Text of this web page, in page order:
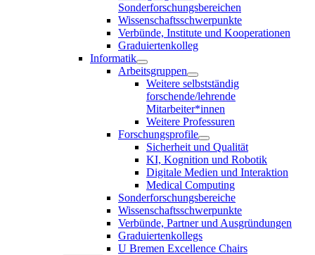
Sonderforschungsbereichen
Wissenschaftsschwerpunkte
Verbünde, Institute und Kooperationen
Graduiertenkolleg
Informatik
Arbeitsgruppen
Weitere selbstständig
forschende/lehrende
Mitarbeiter*innen
Weitere Professuren
Forschungsprofile
Sicherheit und Qualität
KI, Kognition und Robotik
Digitale Medien und Interaktion
Medical Computing
Sonderforschungsbereiche
Wissenschaftsschwerpunkte
Verbünde, Partner und Ausgründungen
Graduiertenkollegs
U Bremen Excellence Chairs